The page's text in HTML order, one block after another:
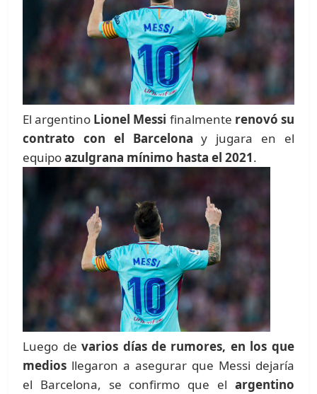
El argentino Lionel Messi finalmente renovó su
contrato con el Barcelona y jugara en el
equipoazulgrana mínimo hasta el 2021.
Luego devarios días de rumores, en los que
medios llegaron a asegurar que Messi dejaría
el Barcelona, se confirmo que el argentino